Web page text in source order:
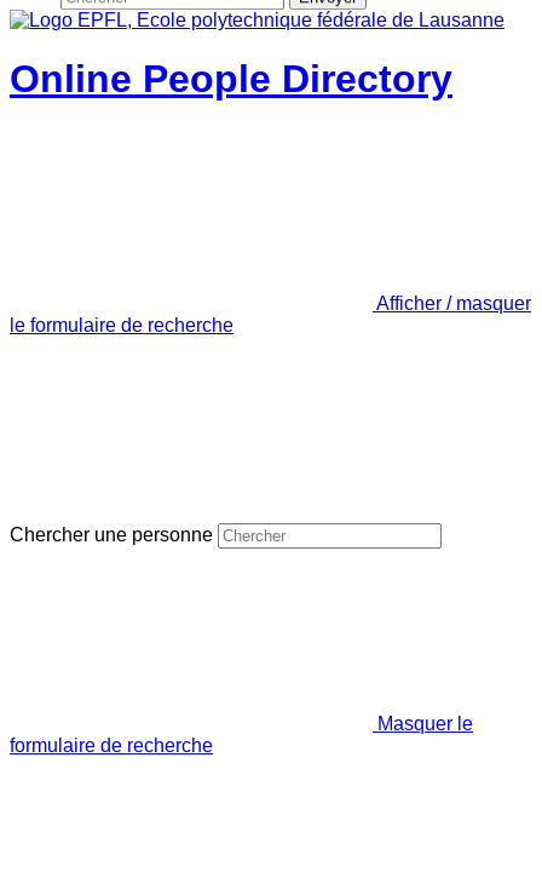
Online People Directory
Afficher / masquer
le formulaire de recherche
Chercher une personne
Masquer le
formulaire de recherche